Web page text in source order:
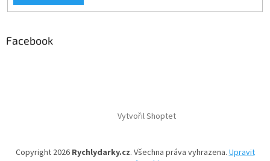
Facebook
Vytvořil Shoptet
Copyright 2026 Rychlydarky.cz. Všechna práva vyhrazena. Upravit